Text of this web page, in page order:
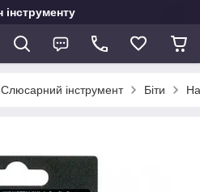
інструменту
Слюсарний інструмент Біти